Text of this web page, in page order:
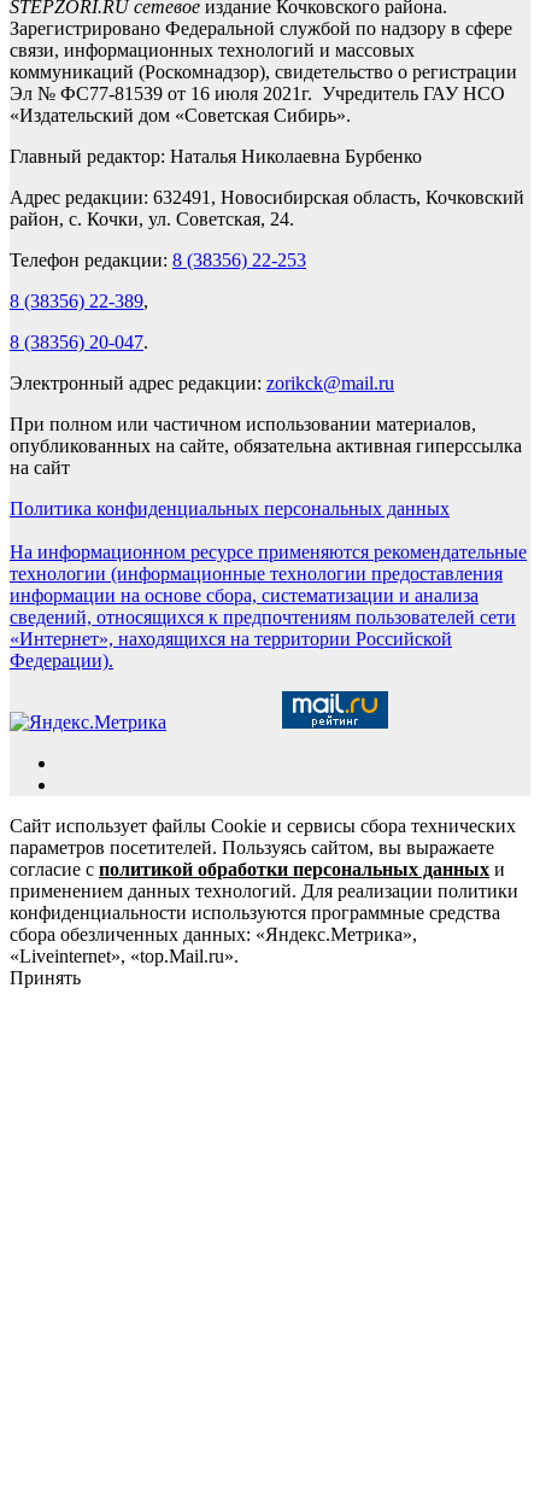
STEPZORI.RU сетевое издание Кочковского района.
Зарегистрировано Федеральной службой по надзору в сфере
связи, информационных технологий и массовых
коммуникаций (Роскомнадзор), свидетельство о регистрации
Эл № ФС77-81539 от 16 июля 2021г. Учредитель ГАУ НСО
«Издательский дом «Советская Сибирь».
Главный редактор: Наталья Николаевна Бурбенко
Адрес редакции: 632491, Новосибирская область, Кочковский
район, с. Кочки, ул. Советская, 24.
Телефон редакции: 8 (38356) 22-253
8 (38356) 22-389,
8 (38356) 20-047.
Электронный адрес редакции: zorikck@mail.ru
При полном или частичном использовании материалов,
опубликованных на сайте, обязательна активная гиперссылка
на сайт
Политика конфиденциальных персональных данных
На информационном ресурсе применяются рекомендательные
технологии (информационные технологии предоставления
информации на основе сбора, систематизации и анализа
сведений, относящихся к предпочтениям пользователей сети
«Интернет», находящихся на территории Российской
Федерации).
Сайт использует файлы Cookie и сервисы сбора технических
параметров посетителей. Пользуясь сайтом, вы выражаете
согласие с политикой обработки персональных данных и
применением данных технологий. Для реализации политики
конфиденциальности используются программные средства
сбора обезличенных данных: «Яндекс.Метрика»,
«Liveinternet», «top.Mail.ru».
Принять